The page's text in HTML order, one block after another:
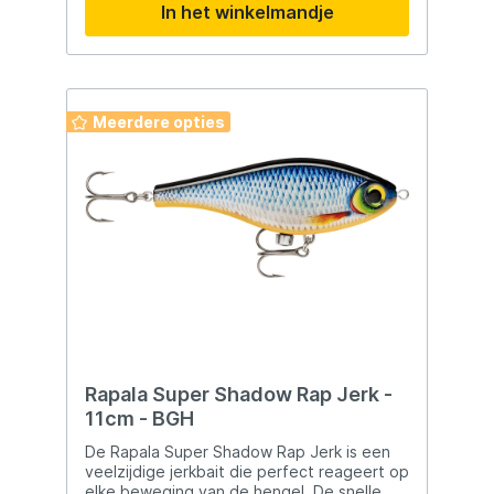
waterdiepte. Perfect voor zowel stilstaand
als stromend water. De unieke
kleurvariaties maken hem geschikt voor elk
haak maat 1 en volledig loodvrij.
In het winkelmandje
Meerdere opties
Rapala Super Shadow Rap Jerk -
11cm - BGH
De Rapala Super Shadow Rap Jerk is een
veelzijdige jerkbait die perfect reageert op